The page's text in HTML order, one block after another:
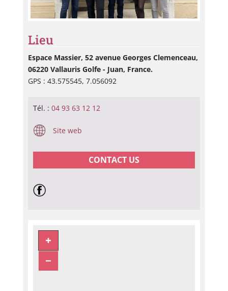
Lieu
Espace Massier, 52 avenue Georges Clemenceau,
06220 Vallauris Golfe - Juan, France.
GPS : 43.575545, 7.056092
Tél. : 04 93 63 12 12
Site web
CONTACT US